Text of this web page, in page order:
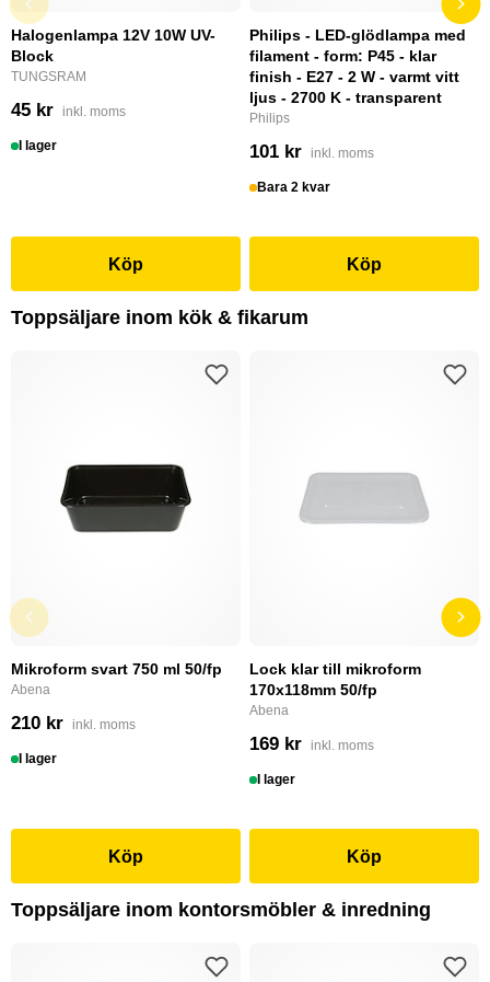
Halogenlampa 12V 10W UV-
Block
TUNGSRAM
45 kr inkl. moms
I lager
Köp
Philips - LED-glödlampa med
filament - form: P45 - klar
finish - E27 - 2 W - varmt vitt
ljus - 2700 K - transparent
Philips
101 kr inkl. moms
Bara 2 kvar
Köp
Toppsäljare inom kök & fikarum
Mikroform svart 750 ml 50/fp
Abena
210 kr inkl. moms
I lager
Köp
Lock klar till mikroform
170x118mm 50/fp
Abena
169 kr inkl. moms
I lager
Köp
Toppsäljare inom kontorsmöbler & inredning